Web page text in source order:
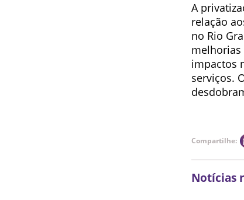
A
relação
no Rio
melhorias
impactos
serviços.
Compartilhe:
Notícias